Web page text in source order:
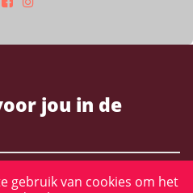
jou in de
gebruik van cookies om het